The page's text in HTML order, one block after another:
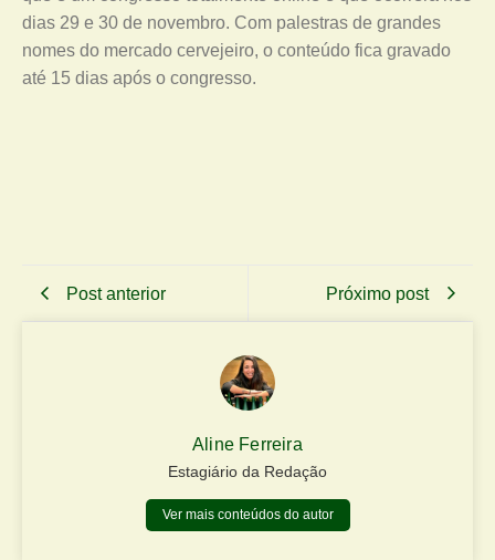
dias 29 e 30 de novembro. Com palestras de grandes
nomes do mercado cervejeiro, o conteúdo fica gravado
até 15 dias após o congresso.
Post anterior Próximo post
Aline Ferreira
Estagiário da Redação
Ver mais conteúdos do autor